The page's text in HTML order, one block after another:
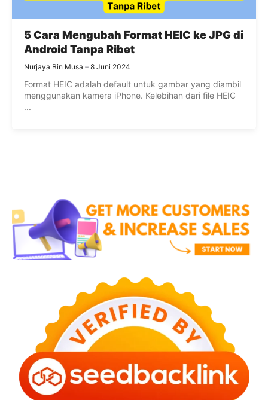
5 Cara Mengubah Format HEIC ke JPG di
Android Tanpa Ribet
Nurjaya Bin Musa 8 Juni 2024
Format HEIC adalah default untuk gambar yang diambil
menggunakan kamera iPhone. Kelebihan dari file HEIC
...